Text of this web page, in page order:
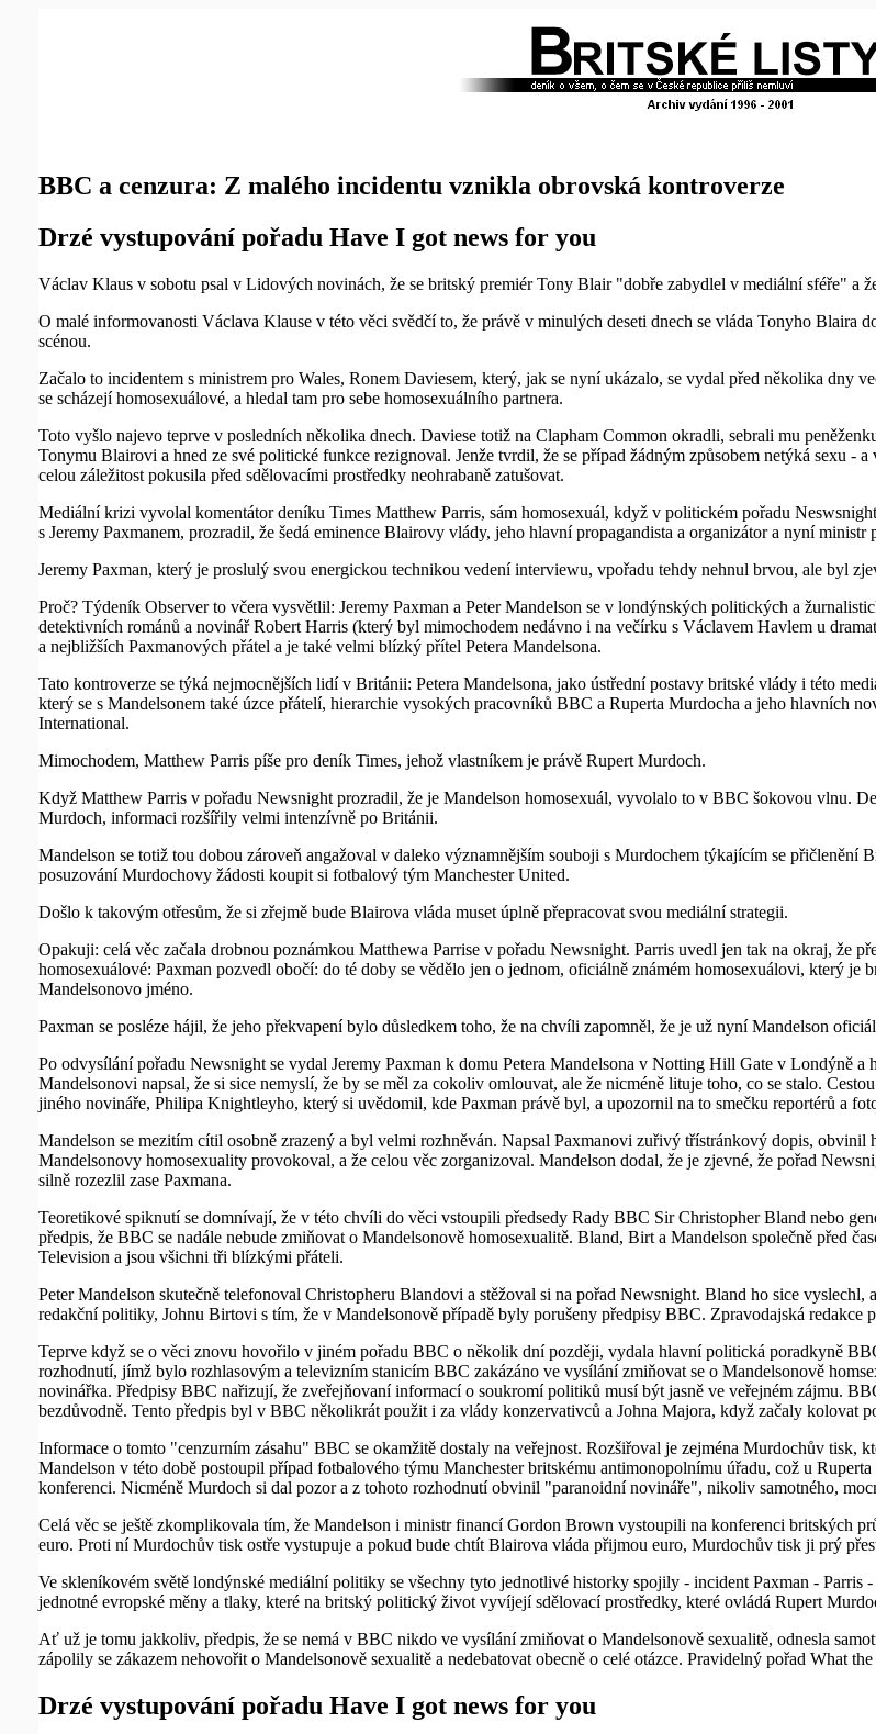
BBC a cenzura: Z malého incidentu vznikla obrovská kontroverze
Drzé vystupování pořadu Have I got news for you
Václav Klaus v sobotu psal v Lidových novinách, že se britský premiér Tony Blair "dobře zabydlel v mediální sféře" a
O malé informovanosti Václava Klause v této věci svědčí to, že právě v minulých deseti dnech se vláda Tonyho Blaira
scénou.
Začalo to incidentem s ministrem pro Wales, Ronem Daviesem, který, jak se nyní ukázalo, se vydal před několika dny
se scházejí homosexuálové, a hledal tam pro sebe homosexuálního partnera.
Toto vyšlo najevo teprve v posledních několika dnech. Daviese totiž na Clapham Common okradli, sebrali mu
Tonymu Blairovi a hned ze své politické funkce rezignoval. Jenže tvrdil, že se případ žádným způsobem netýká sexu -
celou záležitost pokusila před sdělovacími prostředky neohrabaně zatušovat.
Mediální krizi vyvolal komentátor deníku Times Matthew Parris, sám homosexuál, když v politickém pořadu
s Jeremy Paxmanem, prozradil, že šedá eminence Blairovy vlády, jeho hlavní propagandista a organizátor a nyní ministr
Jeremy Paxman, který je proslulý svou energickou technikou vedení interviewu, vpořadu tehdy nehnul brvou, ale byl
Proč? Týdeník Observer to včera vysvětlil: Jeremy Paxman a Peter Mandelson se v londýnských politických a
detektivních románů a novinář Robert Harris (který byl mimochodem nedávno i na večírku s Václavem Havlem u
a nejbližších Paxmanových přátel a je také velmi blízký přítel Petera Mandelsona.
Tato kontroverze se týká nejmocnějších lidí v Británii: Petera Mandelsona, jako ústřední postavy britské vlády i této
který se s Mandelsonem také úzce přátelí, hierarchie vysokých pracovníků BBC a Ruperta Murdocha a jeho hlavních
International.
Mimochodem, Matthew Parris píše pro deník Times, jehož vlastníkem je právě Rupert Murdoch.
Když Matthew Parris v pořadu Newsnight prozradil, že je Mandelson homosexuál, vyvolalo to v BBC šokovou vlnu.
Murdoch, informaci rozšířily velmi intenzívně po Británii.
Mandelson se totiž tou dobou zároveň angažoval v daleko významnějším souboji s Murdochem týkajícím se přičlenění
posuzování Murdochovy žádosti koupit si fotbalový tým Manchester United.
Došlo k takovým otřesům, že si zřejmě bude Blairova vláda muset úplně přepracovat svou mediální strategii.
Opakuji: celá věc začala drobnou poznámkou Matthewa Parrise v pořadu Newsnight. Parris uvedl jen tak na okraj, že
homosexuálové: Paxman pozvedl obočí: do té doby se vědělo jen o jednom, oficiálně známém homosexuálovi, který je
Mandelsonovo jméno.
Paxman se posléze hájil, že jeho překvapení bylo důsledkem toho, že na chvíli zapomněl, že je už nyní Mandelson
Po odvysílání pořadu Newsnight se vydal Jeremy Paxman k domu Petera Mandelsona v Notting Hill Gate v Londýně a
Mandelsonovi napsal, že si sice nemyslí, že by se měl za cokoliv omlouvat, ale že nicméně lituje toho, co se stalo.
jiného novináře, Philipa Knightleyho, který si uvědomil, kde Paxman právě byl, a upozornil na to smečku reportérů a
Mandelson se mezitím cítil osobně zrazený a byl velmi rozhněván. Napsal Paxmanovi zuřivý třístránkový dopis, obvinil
Mandelsonovy homosexuality provokoval, a že celou věc zorganizoval. Mandelson dodal, že je zjevné, že pořad
silně rozezlil zase Paxmana.
Teoretikové spiknutí se domnívají, že v této chvíli do věci vstoupili předsedy Rady BBC Sir Christopher Bland nebo
předpis, že BBC se nadále nebude zmiňovat o Mandelsonově homosexualitě. Bland, Birt a Mandelson společně před
Television a jsou všichni tři blízkými přáteli.
Peter Mandelson skutečně telefonoval Christopheru Blandovi a stěžoval si na pořad Newsnight. Bland ho sice
redakční politiky, Johnu Birtovi s tím, že v Mandelsonově případě byly porušeny předpisy BBC. Zpravodajská redakce
Teprve když se o věci znovu hovořilo v jiném pořadu BBC o několik dní později, vydala hlavní politická poradkyně
rozhodnutí, jímž bylo rozhlasovým a televizním stanicím BBC zakázáno ve vysílání zmiňovat se o Mandelsonově
novinářka. Předpisy BBC nařizují, že zveřejňovaní informací o soukromí politiků musí být jasně ve veřejném zájmu.
bezdůvodně. Tento předpis byl v BBC několikrát použit i za vlády konzervativců a Johna Majora, když začaly kolovat
Informace o tomto "cenzurním zásahu" BBC se okamžitě dostaly na veřejnost. Rozšiřoval je zejména Murdochův tisk,
Mandelson v této době postoupil případ fotbalového týmu Manchester britskému antimonopolnímu úřadu, což u
konferenci. Nicméně Murdoch si dal pozor a z tohoto rozhodnutí obvinil "paranoidní novináře", nikoliv samotného,
Celá věc se ještě zkomplikovala tím, že Mandelson i ministr financí Gordon Brown vystoupili na konferenci britských
euro. Proti ní Murdochův tisk ostře vystupuje a pokud bude chtít Blairova vláda přijmou euro, Murdochův tisk ji prý
Ve skleníkovém světě londýnské mediální politiky se všechny tyto jednotlivé historky spojily - incident Paxman -
jednotné evropské měny a tlaky, které na britský politický život vyvíjejí sdělovací prostředky, které ovládá Rupert
Ať už je tomu jakkoliv, předpis, že se nemá v BBC nikdo ve vysílání zmiňovat o Mandelsonově sexualitě, odnesla
zápolily se zákazem nehovořit o Mandelsonově sexualitě a nedebatovat obecně o celé otázce. Pravidelný pořad What
Drzé vystupování pořadu Have I got news for you